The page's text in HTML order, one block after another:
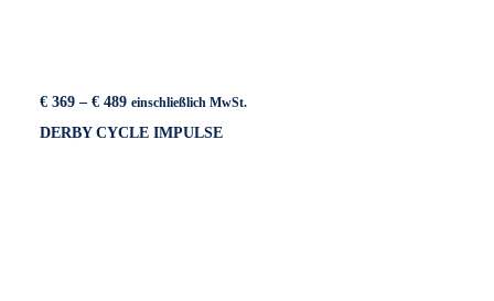
€ 369 – € 489Preisspanne:
bis
einschließlich MwSt.
DERBY CYCLE IMPULSE